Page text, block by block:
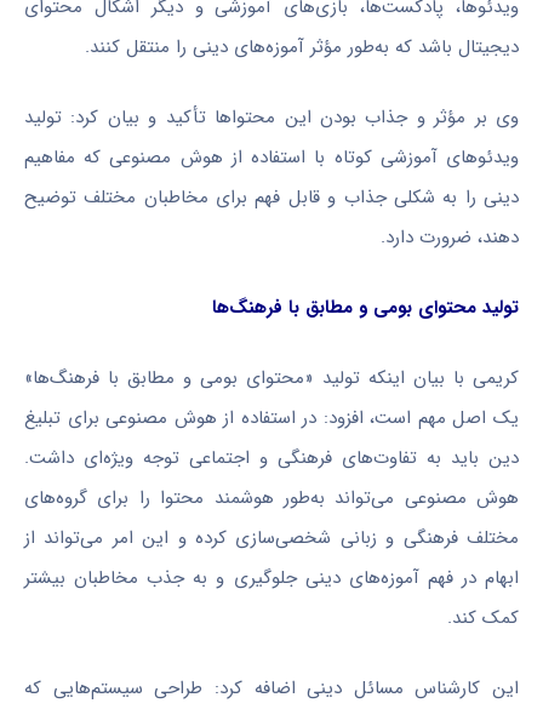
ویدئوها، پادکست‌ها، بازی‌های آموزشی و دیگر اشکال محتوای
دیجیتال باشد که به‌طور مؤثر آموزه‌های دینی را منتقل کنند.
وی بر مؤثر و جذاب بودن این محتواها تأکید و بیان کرد: تولید
ویدئوهای آموزشی کوتاه با استفاده از هوش مصنوعی که مفاهیم
دینی را به شکلی جذاب و قابل فهم برای مخاطبان مختلف توضیح
دهند، ضرورت دارد.
تولید محتوای بومی و مطابق با فرهنگ‌ها
کریمی با بیان اینکه تولید «محتوای بومی و مطابق با فرهنگ‌ها»
یک اصل مهم است، افزود: در استفاده از هوش مصنوعی برای تبلیغ
دین باید به تفاوت‌های فرهنگی و اجتماعی توجه ویژه‌ای داشت.
هوش مصنوعی می‌تواند به‌طور هوشمند محتوا را برای گروه‌های
مختلف فرهنگی و زبانی شخصی‌سازی کرده و این امر می‌تواند از
ابهام در فهم آموزه‌های دینی جلوگیری و به جذب مخاطبان بیشتر
کمک کند.
این کارشناس مسائل دینی اضافه کرد: طراحی سیستم‌هایی که